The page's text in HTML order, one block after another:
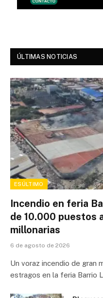
ÚLTIMAS NOTICIAS
ESÚLTIMO
Incendio en feria
de 10.000 puestos
millonarias
6 de agosto de 2026
Un voraz incendio de gran
estragos en la feria Barrio